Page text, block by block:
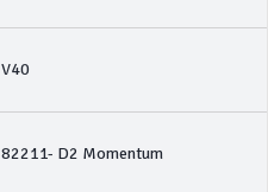
V40
82211- D2 Momentum